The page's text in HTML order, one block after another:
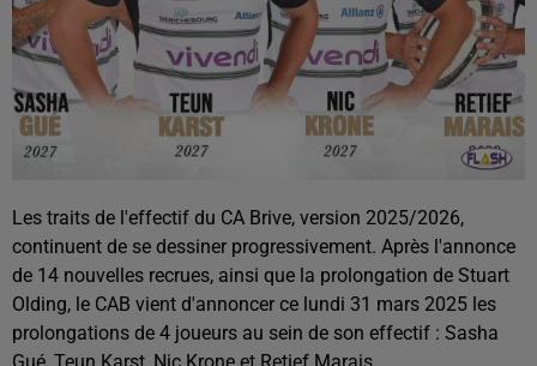
Les traits de l'effectif du CA Brive, version 2025/2026,
continuent de se dessiner progressivement. Après l'annonce
de 14 nouvelles recrues, ainsi que la prolongation de Stuart
Olding, le CAB vient d'annoncer ce lundi 31 mars 2025 les
prolongations de 4 joueurs au sein de son effectif : Sasha
Gué, Teun Karst, Nic Krone et Retief Marais.